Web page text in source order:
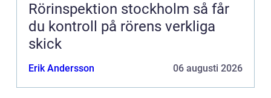
Rörinspektion stockholm så får
du kontroll på rörens verkliga
skick
Erik Andersson 06 augusti 2026